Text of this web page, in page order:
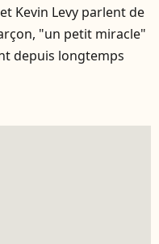
Kevin Levy parlent de
"un petit miracle"
depuis longtemps